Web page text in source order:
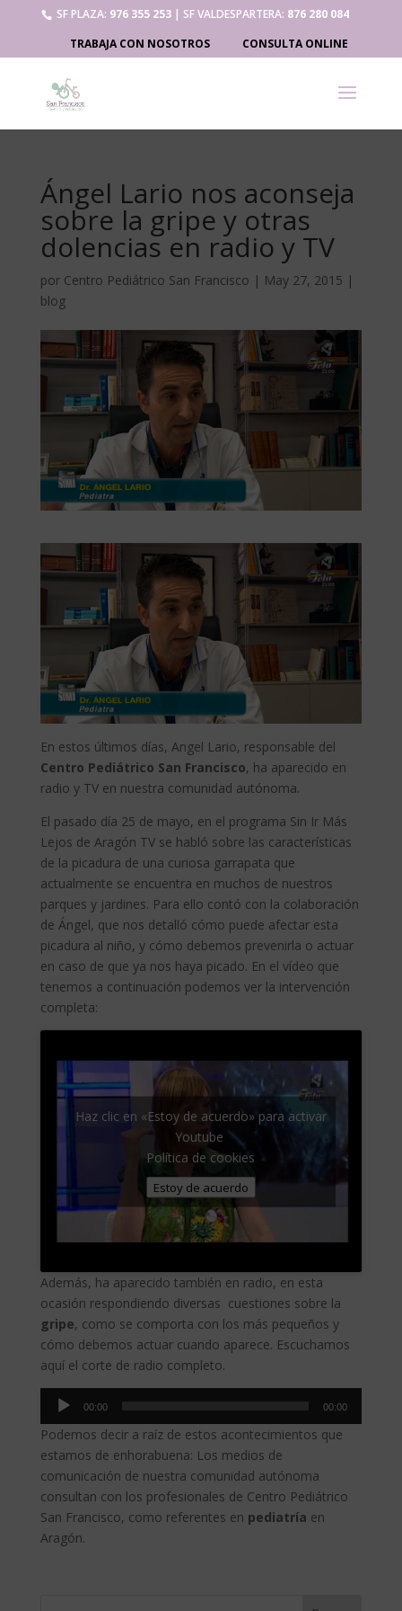
SF PLAZA: 976 355 253| SF VALDESPARTERA: 876 280 084
TRABAJA CON NOSOTROS
CONSULTA ONLINE
Ángel Lario nos aconseja
sobre la gripe y otras
dolencias en radio y TV
por Centro Pediátrico San Francisco | May 27, 2015 |
blog
En estos últimos días, Angel Lario, responsable del
Centro Pediátrico San Francisco, ha aparecido en
radio y TV en nuestra comunidad autónoma.
El pasado día 25 de mayo, en el programa Sin Ir Más
Lejos de Aragón TV se habló sobre las características
de la picadura de una curiosa garrapata que
actualmente se encuentra en muchos de nuestros
parques y jardines. Para ello contó con la colaboración
de Ángel, que nos detalló cómo puede afectar esta
picadura al niño, y cómo debemos prevenirla o actuar
en caso de que ya nos haya picado. En el vídeo que
tenemos a continuación podemos ver la intervención
completa:
Haz clic en «Estoy de acuerdo» para activar
Youtube
Política de cookies
Estoy de acuerdo
Además, ha aparecido también en radio, en esta
ocasión respondiendo diversas cuestiones sobre la
gripe, como se comporta con los más pequeños y
cómo debemos actuar cuando aparece. Escuchamos
aquí el corte de radio completo.
Reproductor
audio
00:00 00:00
Podemos decir a raíz de estos acontecimientos que
estamos de enhorabuena: Los medios de
comunicación de nuestra comunidad autónoma
consultan con los profesionales de Centro Pediátrico
San Francisco, como referentes en pediatría en
Aragón.